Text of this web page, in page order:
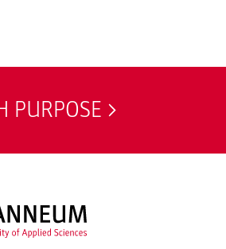
PURPOSE
FH JOANNEUM Logo